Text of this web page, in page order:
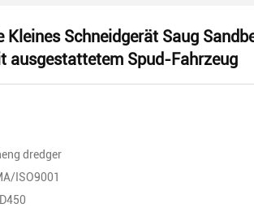
Kleines Schneidgerät Saug
ausgestattetem Spud-Fahrzeug
dredger
ISO9001